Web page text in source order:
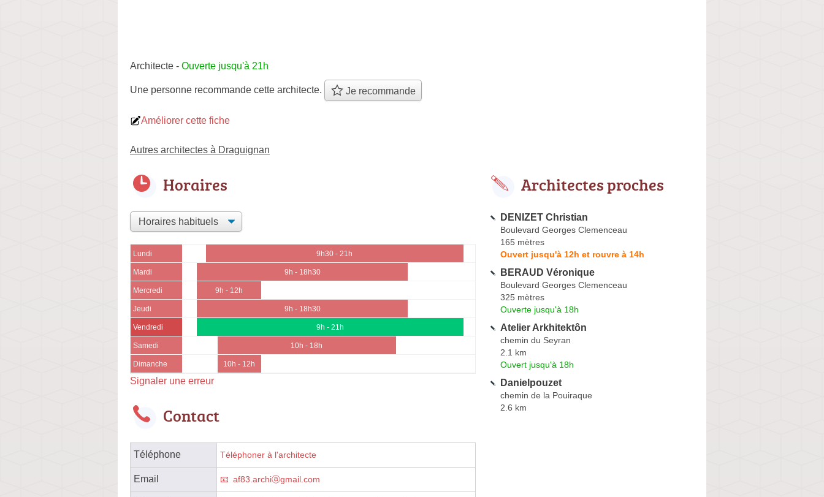
Architecte - Ouverte jusqu'à 21h
Une personne recommande cette architecte. Je recommande
Améliorer cette fiche
Autres architectes à Draguignan
Horaires
Lundi 9h30 - 21h
Mardi 9h - 18h30
Mercredi 9h - 12h
Jeudi 9h - 18h30
Vendredi 9h - 21h
Samedi 10h - 18h
Dimanche 10h - 12h
Signaler une erreur
Contact
Téléphone Téléphoner à l'architecte
Email af83.archiⓐgmail.com
Architectes proches
DENIZET Christian
Boulevard Georges Clemenceau
165 mètres
Ouvert jusqu'à 12h et rouvre à 14h
BERAUD Véronique
Boulevard Georges Clemenceau
325 mètres
Ouverte jusqu'à 18h
Atelier Arkhitektôn
chemin du Seyran
2.1 km
Ouvert jusqu'à 18h
Danielpouzet
chemin de la Pouiraque
2.6 km